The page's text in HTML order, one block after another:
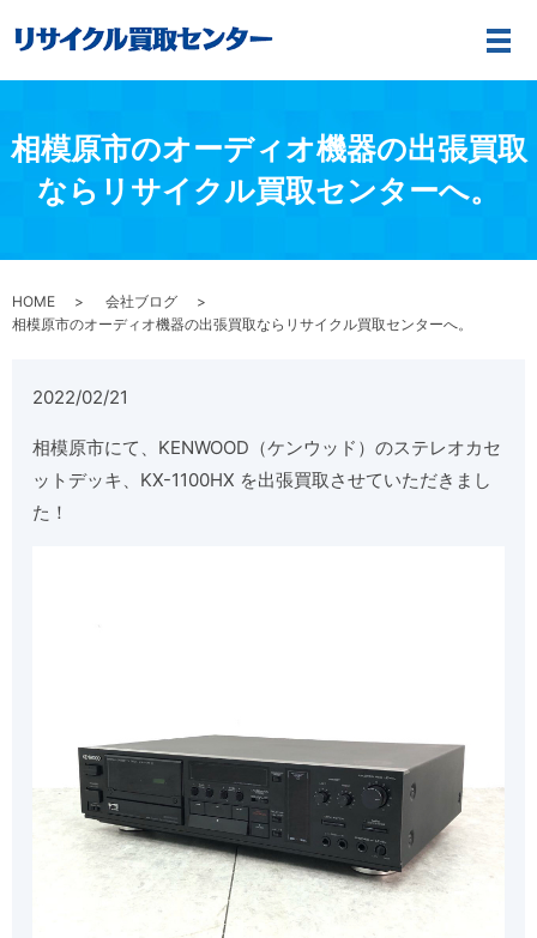
メ
相模原市のオーディオ機器の出張買取
ならリサイクル買取センターへ。
HOME
会社ブログ
相模原市のオーディオ機器の出張買取ならリサイクル買取センターへ。
2022/02/21
相模原市にて、KENWOOD（ケンウッド）のステレオカセ
ットデッキ、KX-1100HX を出張買取させていただきまし
た！